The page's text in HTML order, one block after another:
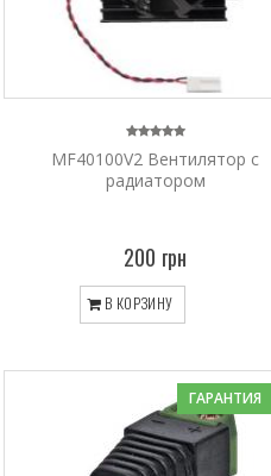
MF40100V2 Вентилятор с
радиатором
200 грн
В КОРЗИНУ
ГАРАНТИЯ